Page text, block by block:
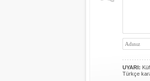
UYARI:
Türkçe